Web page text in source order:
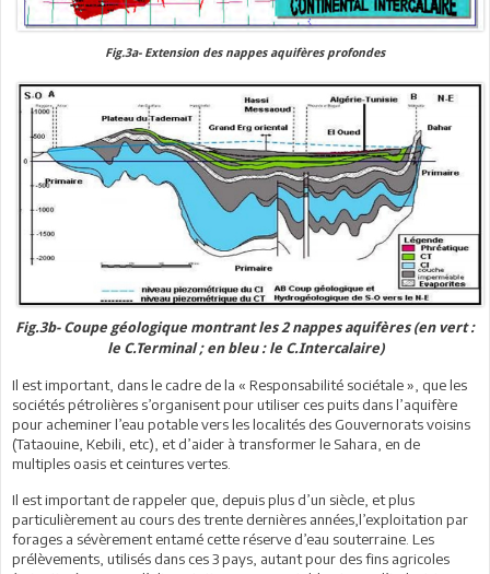
Fig.3a- Extension des nappes aquifères profondes
Fig.3b- Coupe géologique montrant les 2 nappes aquifères (en vert :
le C.Terminal ; en bleu : le C.Intercalaire)
Il est important, dans le cadre de la « Responsabilité sociétale », que les
sociétés pétrolières s’organisent pour utiliser ces puits dans l’aquifère
pour acheminer l’eau potable vers les localités des Gouvernorats voisins
(Tataouine, Kebili, etc), et d’aider à transformer le Sahara, en de
multiples oasis et ceintures vertes.
Il est important de rappeler que, depuis plus d’un siècle, et plus
particulièrement au cours des trente dernières années,l’exploitation par
forages a sévèrement entamé cette réserve d’eau souterraine. Les
prélèvements, utilisés dans ces 3 pays, autant pour des fins agricoles